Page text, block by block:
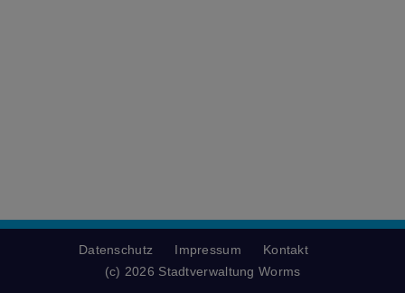
Datenschutz Impressum
Kontakt
(c) 2026 Stadtverwaltung Worms